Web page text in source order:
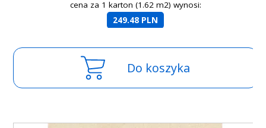
cena za 1 karton (1.62 m2) wynosi:
249.48 PLN
Do koszyka